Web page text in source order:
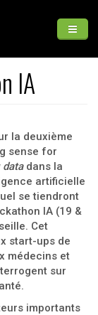
IA
la deuxième
sense for
datadans la
artificielle
se tiendront
IA (19 &
Cet
start-ups de
médecins et
sur
importants